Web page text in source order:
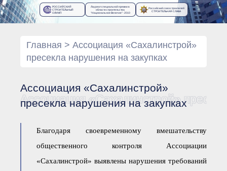
● Архив
Протоколы органов управления
● Протоколы Правления
Документы Ассоциации
● Организационные
документы
внутренние документы
Финансовая отчетность
Компенсационный фонд
РОССИЙСКИЙ
СТРОИТЕЛЬНЫЙ
ОЛИМП
Лауреат специальной премии в
области строительства
“Национальное Величие”- 2010
Российский союз строителей
СТРОИТЕЛЬНАЯ СЛАВА
Главная > Ассоциация «Сахалинстрой»
пресекла нарушения на закупках
Ассоциация «Сахалинстрой»
пресекла нарушения на закупках
Ассоциация «Сахалинстрой»
Благодаря своевременному вмешательству
общественного контроля Ассоциации
«Сахалинстрой» выявлены нарушения требований